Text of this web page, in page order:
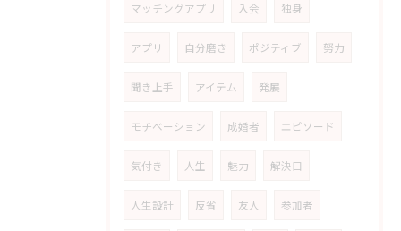
マッチングアプリ 入会 独身
アプリ 自分磨き ポジティブ 努力
聞き上手 アイテム 発展
モチベーション 成婚者 エピソード
気付き 人生 魅力 解決口
人生設計 反省 友人 参加者